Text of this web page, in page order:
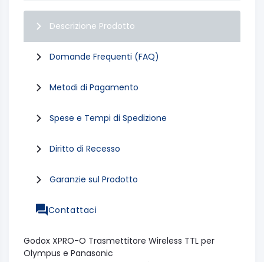
Descrizione Prodotto
Domande Frequenti (FAQ)
Metodi di Pagamento
Spese e Tempi di Spedizione
Diritto di Recesso
Garanzie sul Prodotto
Contattaci
Godox XPRO-O Trasmettitore Wireless TTL per
Olympus e Panasonic